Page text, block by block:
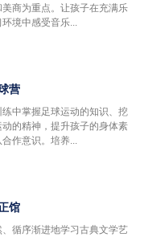
商为重点。让孩子在充满乐
环境中感受音乐...
营
练中掌握足球运动的知识、挖
的精神，提升孩子的身体素
合作意识。培养...
馆
、循序渐进地学习古典文学艺